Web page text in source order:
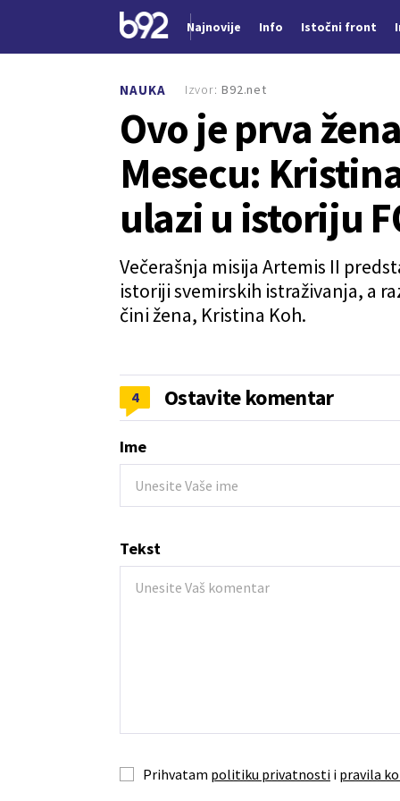
Najnovije Info Istočni front
NAUKA
Ovo je prva
Mesecu:
ulazi u istoriju
Večerašnja misija Artemis II
istoriji svemirskih istraživanja, a
čini žena, Kristina Koh.
Izvor: B92.net
4 Ostavite komentar
Ime
Tekst
Prihvatam politiku privatnosti i pravila